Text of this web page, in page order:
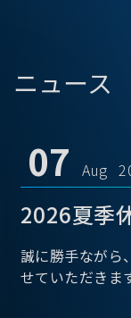
ニュース
07 Aug
2026夏季
誠に勝手ながら
せていただきま